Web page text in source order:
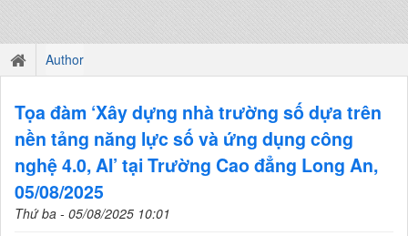
Author
Tọa đàm ‘Xây dựng nhà trường số dựa trên
nền tảng năng lực số và ứng dụng công
nghệ 4.0, AI’ tại Trường Cao đẳng Long An,
05/08/2025
Thứ ba - 05/08/2025 10:01